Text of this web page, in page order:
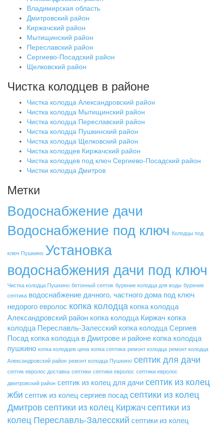
Владимирская область
Дмитровский район
Киржачский район
Мытищинский район
Переславский район
Сергиево-Посадский район
Щелковский район
Чистка колодцев в районе
Чистка колодца Александровский район
Чистка колодца Мытищинский район
Чистка колодца Переславский район
Чистка колодца Пушкинский район
Чистка колодца Щелковский район
Чистка колодцев Киржачский район
Чистка колодцев под ключ Сергиево-Посадский район
Чистки колодца Дмитров
Метки
Водоснабжение дачи
Водоснабжение под ключ
Колодцы под
ключ Пушкино Установка
водоснабжения дачи под ключ
Чистка колодца Пушкино бетонный септик бурение колодца для воды бурение
септика водоснабжение дачного, частного дома под ключ
недорого евролос копка колодца копка колодца
Александровский район копка колодца Киржач копка
колодца Переславль-Залесский копка колодца Сергиев
Посад копка колодца в Дмитрове и районе копка колодца
пушкино копка колодцев цена копка септика ремонт колодца ремонт колодца
Александровский район ремонт колодца Пушкино септик для дачи
септик евролос доставка септики септики евролос септики евролос
дмитровский район септик из колец для дачи септик из колец
жби септик из колец сергиев посад септики из колец
Дмитров септики из колец Киржач септики из
колец Переславль-Залесский септики из колец